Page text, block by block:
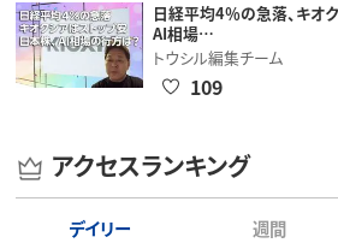
日経平均4％の急落、キオ
AI相場…
トウシル編集チーム
109
アクセスランキング
デイリー 週間